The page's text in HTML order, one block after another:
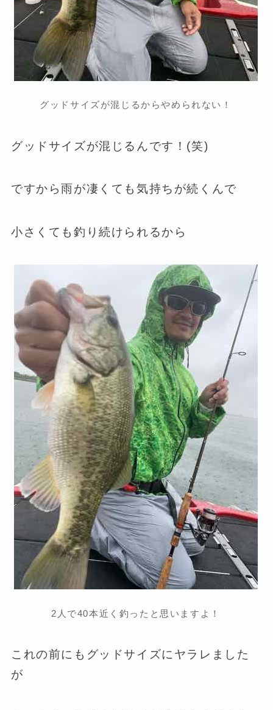
グッドサイズが混じるからやめられない！
グッドサイズが混じるんです！(笑)
ですから雨が凄くても気持ちが続くんで
小さくても釣り続けられるから
2人で40本近く釣ったと思いますよ！
これの前にもグッドサイズにヤラレました
が